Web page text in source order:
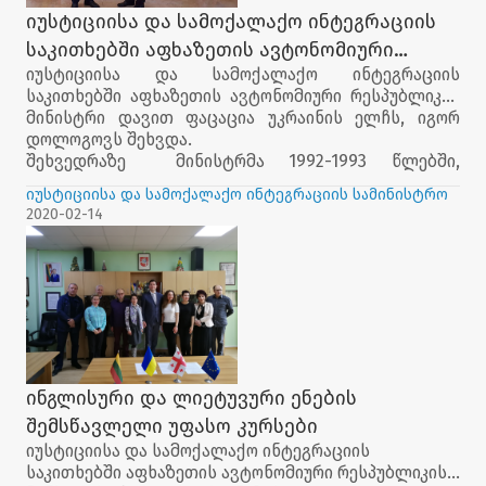
იუსტიციისა და სამოქალაქო ინტეგრაციის
საკითხებში აფხაზეთის ავტონომიური
რესპუბლიკის მინისტრი დავით ფაცაცია
უკრაინის ელჩს, იგორ დოლოგოვს შეხვდა.
იუსტიციისა და სამოქალაქო ინტეგრაციის
საკითხებში აფხაზეთის ავტონომიური რესპუბლიკის
მინისტრი დავით ფაცაცია უკრაინის ელჩს, იგორ
დოლოგოვს შეხვდა.
შეხვედრაზე მინისტრმა 1992-1993 წლებში,
აფხაზეთში განვითარებული მოვლენების გამო,
უკრაინის სახელმწიფოს მხრიდან გაწეული
დახმარებისთვის, ელჩს მადლობა გადაუხადა. ასევე
მიაწოდა ინფორმაცია იუსტიციისა და სამოქალაქო
ინტეგრაციის საკითხებში აფხაზეთის ავტონომიური
რესპუბლიკის მინისტრის აპარატის მიერ
განხორციელებულ პროექტებზე და სამომავლო
გეგმებზე.
მხარეებმა, ორ ქვეყანას შორის ჰუმანიტარულ-
საგანმანათლებლო პროექტის, კერძოდ, „ბავშვებს
მშვიდობა სურთ“ გაფართოებაზე და მასში
მინისტრის აპარატის აქტიურ ჩართულობაზეც
ისაუბრეს. დაიგეგმა, რომ გაცვლით პროგრამაში
მონაწილეობას იძულებით გადაადგილებული
იუსტიციისა და სამოქალაქო ინტეგრაციის სამინისტრო
2020-02-14
ინგლისური და ლიეტუვური ენების
შემსწავლელი უფასო კურსები
იუსტიციისა და სამოქალაქო ინტეგრაციის
საკითხებში აფხაზეთის ავტონომიური რესპუბლიკის